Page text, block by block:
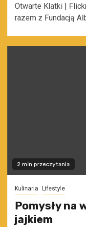
Otwarte Klatki |
razem z Fundacją
2 min przeczytania
Kulinaria Lifestyle
Pomysły na
jajkiem